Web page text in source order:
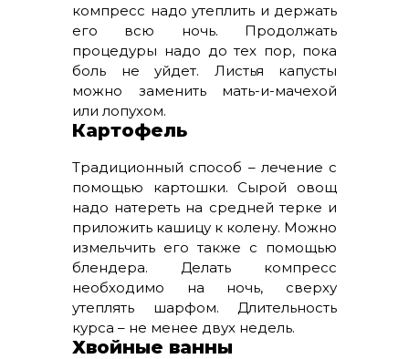
компресс надо утеплить и держать
его всю ночь. Продолжать
процедуры надо до тех пор, пока
боль не уйдет. Листья капусты
можно заменить мать-и-мачехой
или лопухом.
Картофель
Традиционный способ – лечение с
помощью картошки. Сырой овощ
надо натереть на средней терке и
приложить кашицу к колену. Можно
измельчить его также с помощью
блендера. Делать компресс
необходимо на ночь, сверху
утеплять шарфом. Длительность
курса – не менее двух недель.
Хвойные ванны